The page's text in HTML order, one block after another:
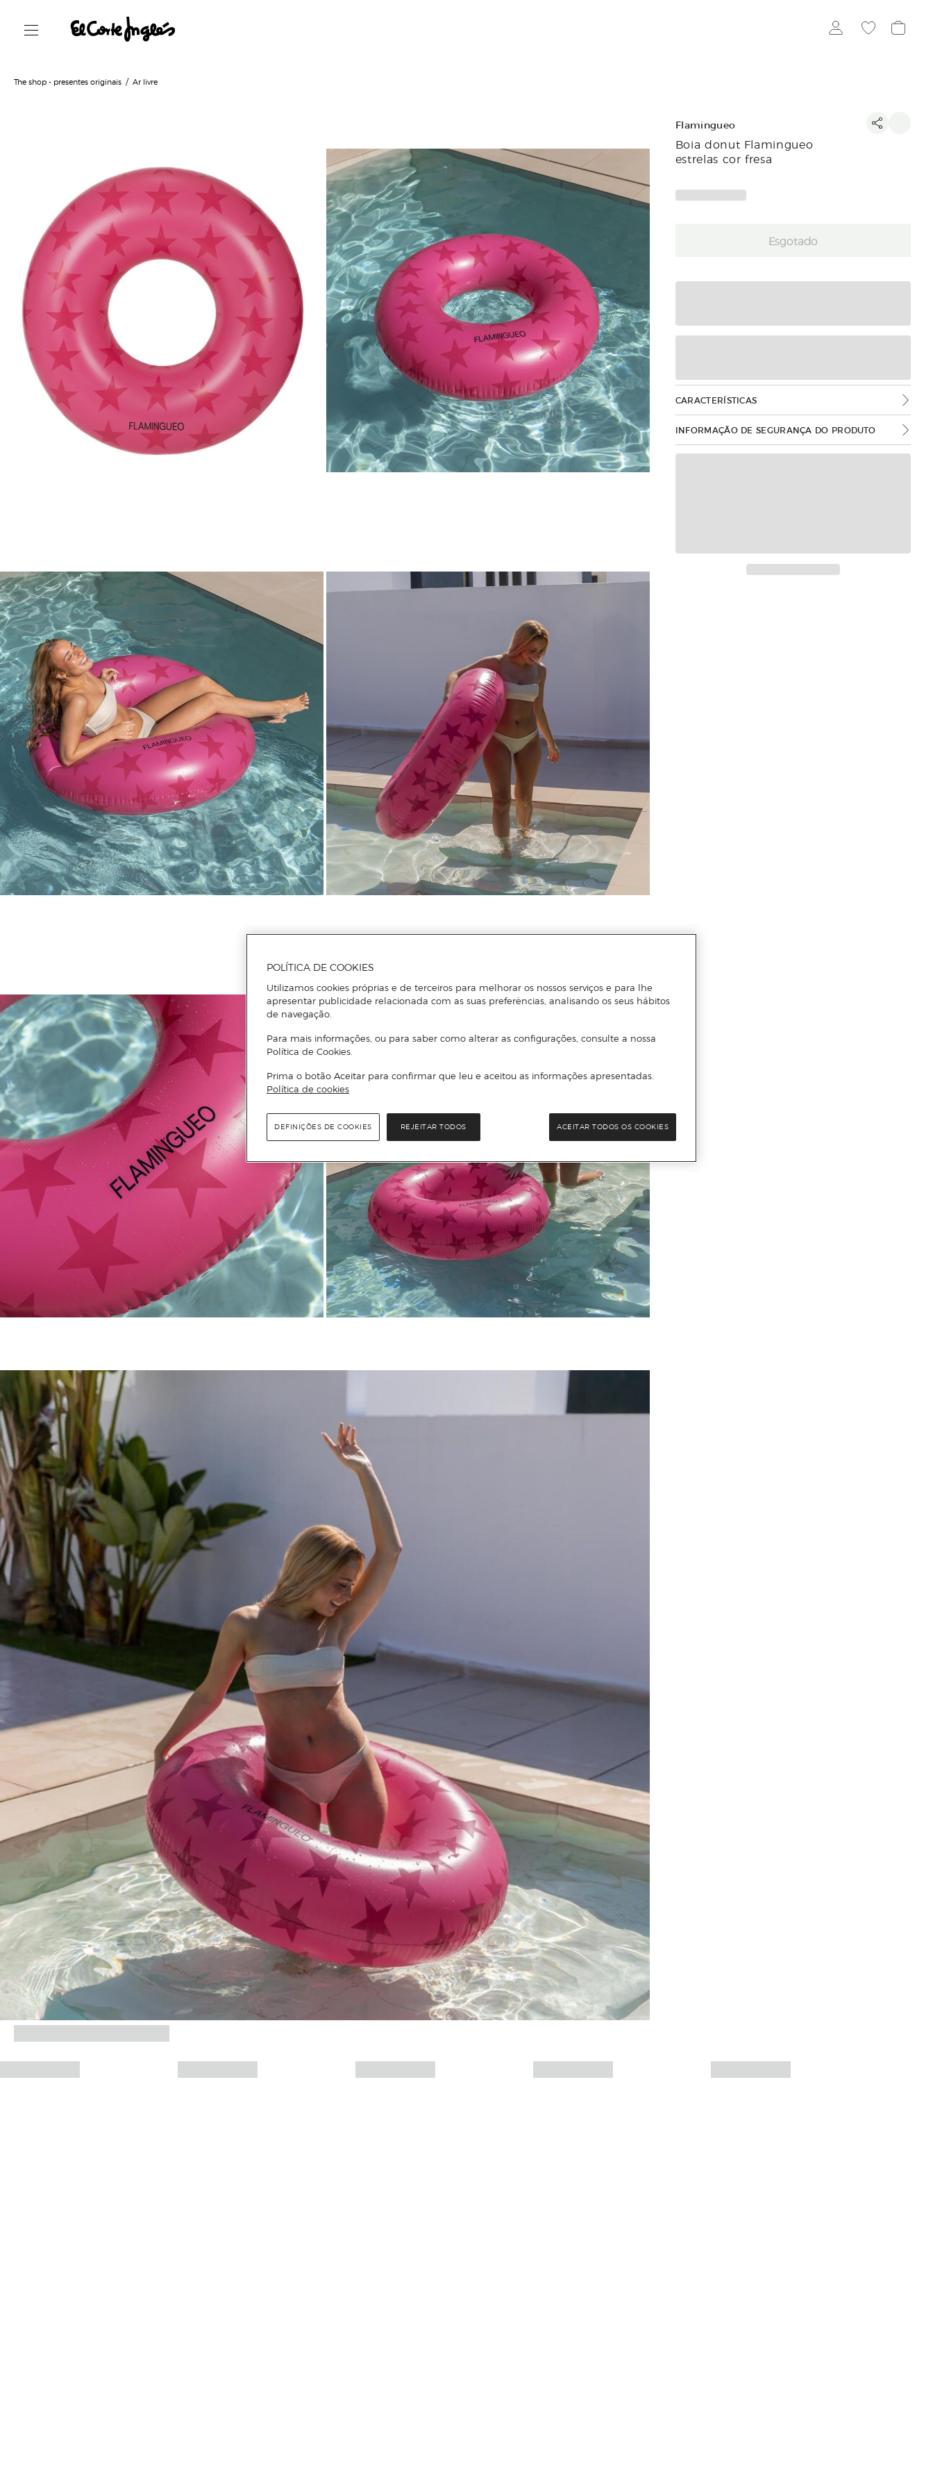
The shop - presentes originais Ar livre
Flamingueo
Boia donut Flamingueo
estrelas cor fresa
Esgotado
CARACTERÍSTICAS
INFORMAÇÃO DE SEGURANÇA DO PRODUTO
POLÍTICA DE COOKIES
Utilizamos cookies próprias e de terceiros para melhorar os nossos serviços e para lhe
apresentar publicidade relacionada com as suas preferências, analisando os seus hábitos
de navegação.
Para mais informações, ou para saber como alterar as configurações, consulte a nossa
Política de Cookies.
Prima o botão Aceitar para confirmar que leu e aceitou as informações apresentadas.
Política de cookies
REJEITAR TODOS ACEITAR TODOS OS COOKIES
DEFINIÇÕES DE COOKIES